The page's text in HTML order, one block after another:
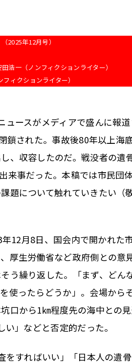
（2025年12月号）
田浩一（ノンフィクションライター）
ィクションライター）
ースがメディアで盛んに報
鎖された。事故後80年以上海
、収容したのだ。戦没者の遺
来事だった。本稿では市民団
題について触れていきたい（
12月8日、国会内で開かれた
厚生労働省など政府側との意
う繰り返した。「まず、どん
使ったらどうか」。会場から
口から1㎞程度先の海中との
」などと否定的だった。
すればいい」「日本人の遺